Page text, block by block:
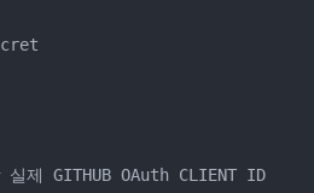
제 GITHUB OAuth CLIENT ID